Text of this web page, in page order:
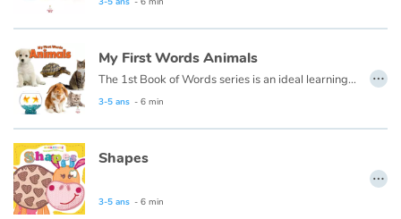
Vidéos & Tutoriaux
Blog
Actualités
Par thématique
My First Words Animals
The 1st Book of Words series is an ideal learning tool for budding young minds. Every page is filled with vivid, close-up photos of familiar people, places and things, illustrating simple word concepts that expand vocabulary skills.
3-5 ans - 6 min
…
Shapes
3-5 ans - 6 min
…